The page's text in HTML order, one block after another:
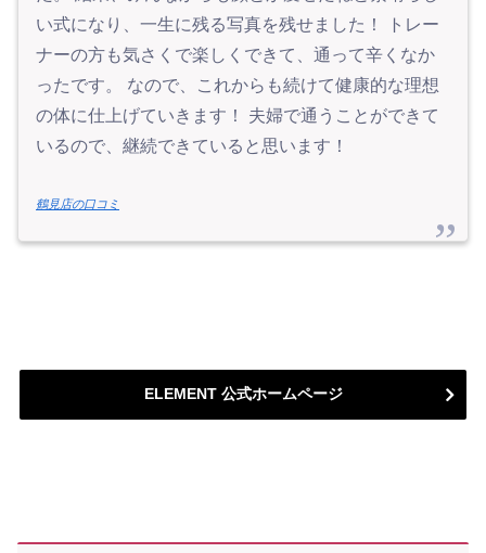
い式になり、一生に残る写真を残せました！ トレー
ナーの方も気さくで楽しくできて、通って辛くなか
ったです。 なので、これからも続けて健康的な理想
の体に仕上げていきます！ 夫婦で通うことができて
いるので、継続できていると思います！
鶴見店の口コミ
ELEMENT 公式ホームページ